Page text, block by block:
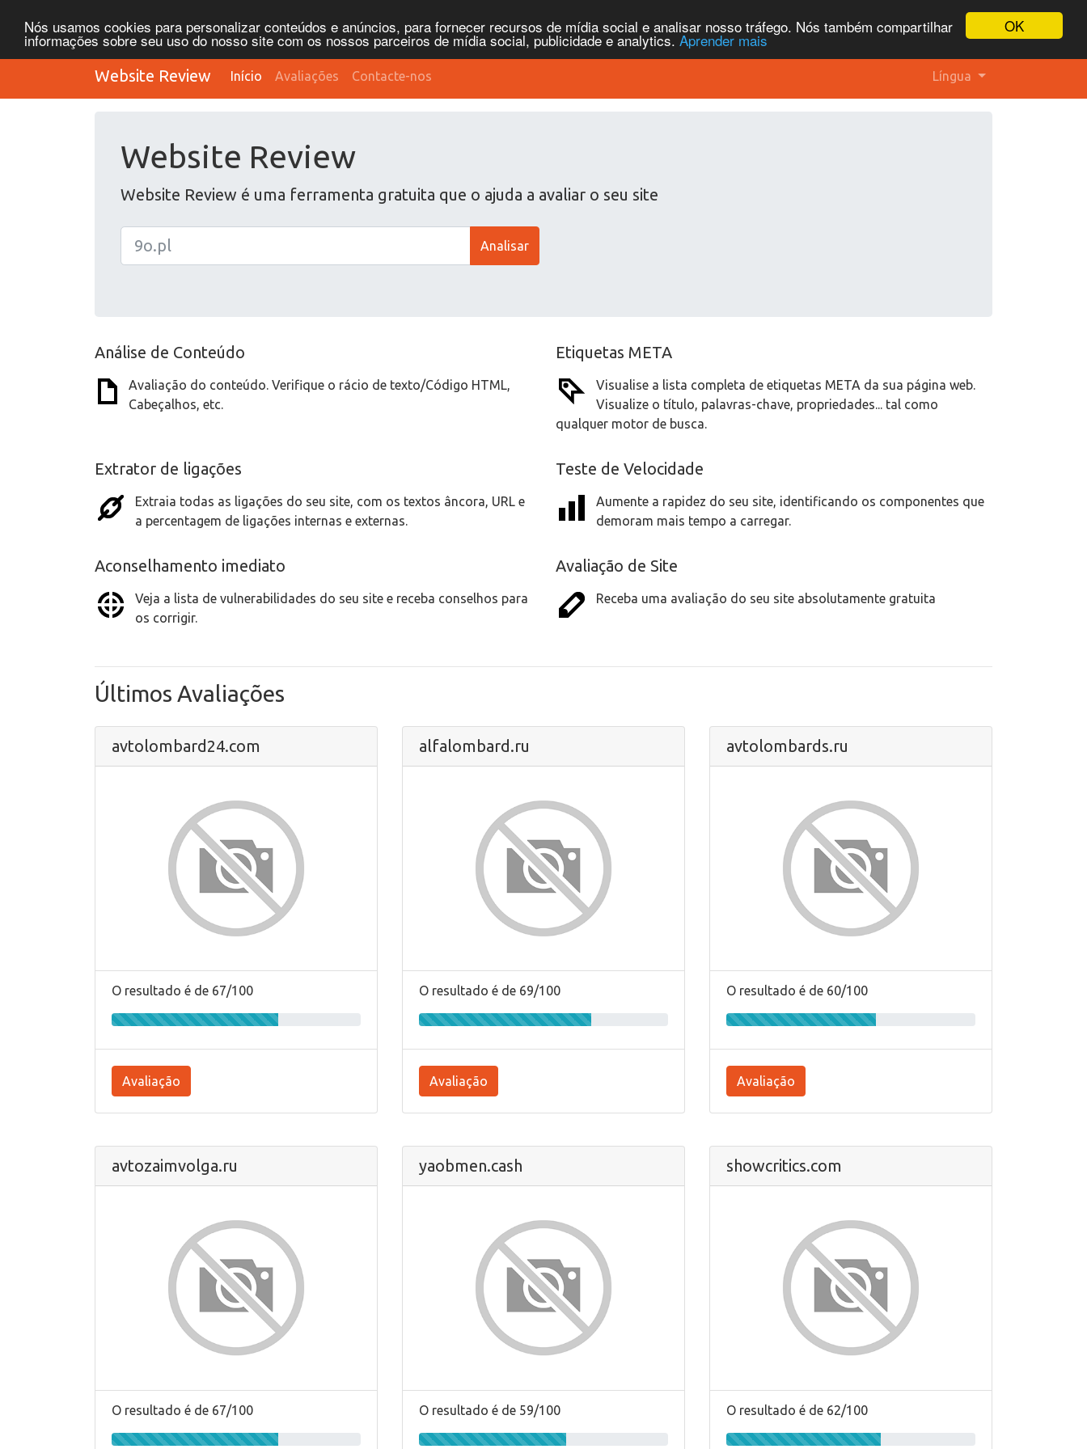
OK
Nós usamos cookies para personalizar conteúdos e anúncios, para fornecer recursos de mídia social e analisar nosso tráfego. Nós também compartilhar
informações sobre seu uso do nosso site com os nossos parceiros de mídia social, publicidade e analytics. Aprender mais
Website Review Início Avaliações Contacte-nos Língua
Website Review
Website Review é uma ferramenta gratuita que o ajuda a avaliar o seu site
Analisar
Análise de Conteúdo
Avaliação do conteúdo. Verifique o rácio de texto/Código HTML,
Cabeçalhos, etc.
Etiquetas META
Visualise a lista completa de etiquetas META da sua página web.
Visualize o título, palavras-chave, propriedades... tal como
qualquer motor de busca.
Extrator de ligações
Extraia todas as ligações do seu site, com os textos âncora, URL e
a percentagem de ligações internas e externas.
Teste de Velocidade
Aumente a rapidez do seu site, identificando os componentes que
demoram mais tempo a carregar.
Aconselhamento imediato
Veja a lista de vulnerabilidades do seu site e receba conselhos para
os corrigir.
Avaliação de Site
Receba uma avaliação do seu site absolutamente gratuita
Últimos Avaliações
avtolombard24.com
O resultado é de 67/100
Avaliação
alfalombard.ru
O resultado é de 69/100
Avaliação
avtolombards.ru
O resultado é de 60/100
Avaliação
avtozaimvolga.ru
O resultado é de 67/100
yaobmen.cash
O resultado é de 59/100
showcritics.com
O resultado é de 62/100